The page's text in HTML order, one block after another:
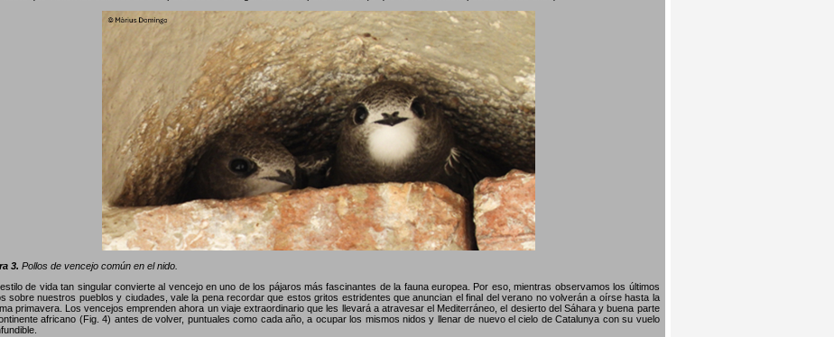
3. Pollos de vencejo común en el nido.
estilo de vida tan singular convierte al vencejo en uno de los pájaros más fascinantes de la fauna europea. Por eso, mientras observamos los últimos
sobre nuestros pueblos y ciudades, vale la pena recordar que estos gritos estridentes que anuncian el final del verano no volverán a oírse hasta la
primavera. Los vencejos emprenden ahora un viaje extraordinario que les llevará a atravesar el Mediterráneo, el desierto del Sáhara y buena parte
africano (Fig. 4) antes de volver, puntuales como cada año, a ocupar los mismos nidos y llenar de nuevo el cielo de Catalunya con su vuelo